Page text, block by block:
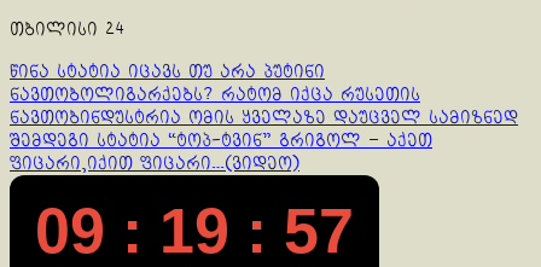
თბილისი 24
Continue
Reading
წინა სტატია იცავს თუ არა პუტინი
ნავთობოლიგარქებს? რატომ იქცა რუსეთის
ნავთობინდუსტრია ომის ყველაზე დაუცველ სამიზნედ
შემდეგი სტატია “ტოპ-ტვინ” გრიგოლ – აქეთ
ფიცარი,იქით ფიცარი…(ვიდეო)
09 : 19 : 58